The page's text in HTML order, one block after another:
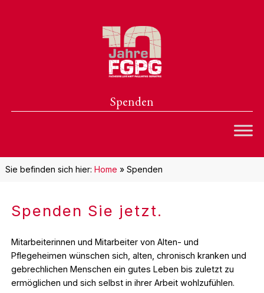
Spenden
Sie befinden sich hier: Home » Spenden
Spenden Sie jetzt.
Mitarbeiterinnen und Mitarbeiter von Alten- und
Pflegeheimen wünschen sich, alten, chronisch kranken und
gebrechlichen Menschen ein gutes Leben bis zuletzt zu
ermöglichen und sich selbst in ihrer Arbeit wohlzufühlen.